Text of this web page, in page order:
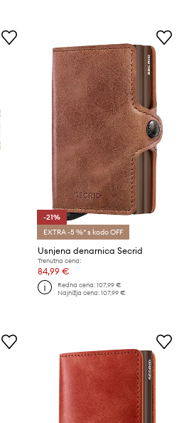
-21%
EXTRA -5 %* s kodo OFF
Usnjena denarnica Secrid
Trenutna cena:
84,99 €
Redna cena:107,99 €
Najnižja cena:107,99 €